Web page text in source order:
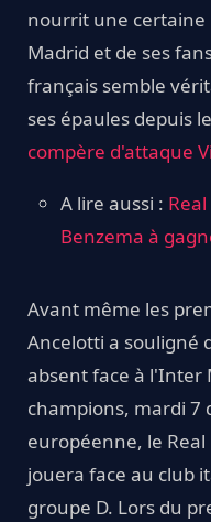
nourrit une certaine
Madrid et de ses
français semble
ses épaules depuis
compère d'attaque
A lire aussi :
Benzema à
Avant même les
Ancelotti a souligné
absent face à l'Inter
champions, mardi 7
européenne, le
jouera face au club
groupe D. Lors du